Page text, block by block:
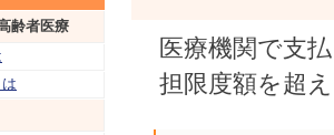
齢者医療
医療機関で支
担限度額を超